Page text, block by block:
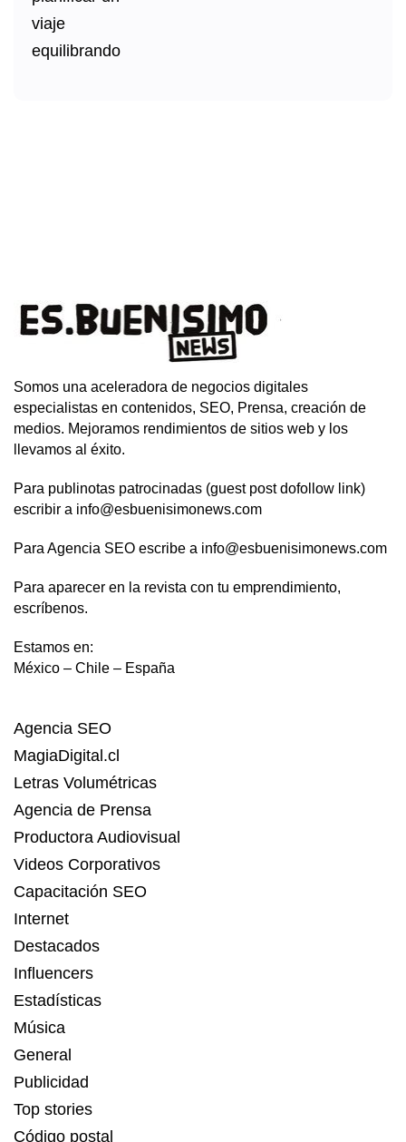
Somos una aceleradora de negocios digitales
especialistas en contenidos, SEO, Prensa, creación de
medios. Mejoramos rendimientos de sitios web y los
llevamos al éxito.
Para publinotas patrocinadas (guest post dofollow link)
escribir a info@esbuenisimonews.com
Para Agencia SEO escribe a info@esbuenisimonews.com
Para aparecer en la revista con tu emprendimiento,
escríbenos.
Estamos en:
México – Chile – España
Agencia SEO
MagiaDigital.cl
Letras Volumétricas
Agencia de Prensa
Productora Audiovisual
Videos Corporativos
Capacitación SEO
Internet
Destacados
Influencers
Estadísticas
Música
General
Publicidad
Top stories
Código postal